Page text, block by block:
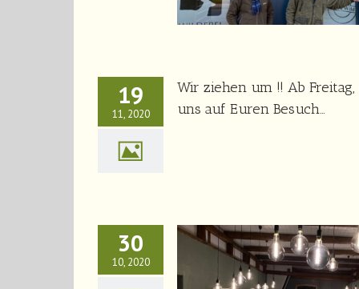
19
11, 2020
Wir ziehen um !! Ab
uns auf Euren Besuch…
30
10, 2020